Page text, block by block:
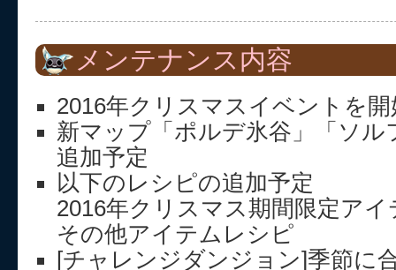
メンテナンス内容
2016年クリスマスイベントを開
新マップ「ポルデ氷谷」「ソル
追加予定
以下のレシピの追加予定
2016年クリスマス期間限定ア
その他アイテムレシピ
[チャレンジダンジョン]季節に